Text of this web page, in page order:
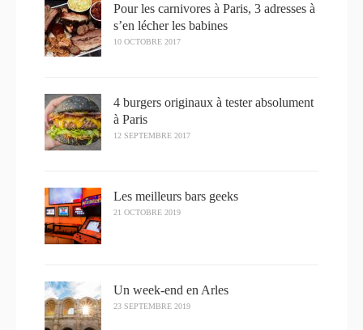
Pour les carnivores à Paris, 3 adresses à
s’en lécher les babines
10 OCTOBRE 2017
4 burgers originaux à tester absolument
à Paris
12 SEPTEMBRE 2017
Les meilleurs bars geeks
21 OCTOBRE 2019
Un week-end en Arles
23 SEPTEMBRE 2019